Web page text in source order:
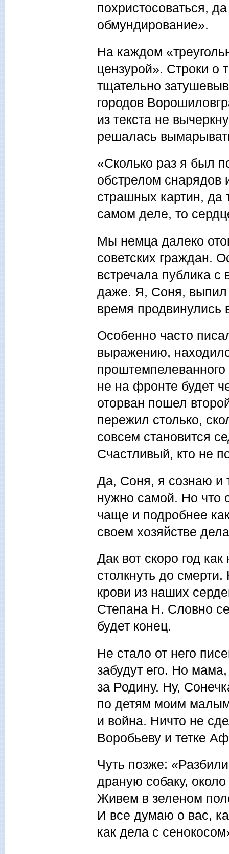
похристосоваться,
обмундирование».
На каждом
цензурой». Строки о
тщательно
городов
из текста не
решалась
«Сколько раз я был
обстрелом снарядов
страшных картин, да
самом деле, то
Мы немца далеко
советских граждан.
встречала публика с
даже. Я, Соня, выпил
время продвинулись
Особенно часто
выражению,
не на фронте будет
оторван пошел
пережил столько,
совсем становится
Счастливый, кто не
Да, Соня, я сознаю и
нужно самой. Но что
чаще и подробнее
своем хозяйстве
Дак вот скоро год
столкнуть до
крови из наших
Степана Н. Словно
будет конец.
Не стало от него
забудут его. Но мама,
за Родину. Ну,
по детям моим
и война. Ничто не
Воробьеву и тетке
Чуть позже:
драную собаку,
Живем в зеленом
И все думаю о вас,
как дела с